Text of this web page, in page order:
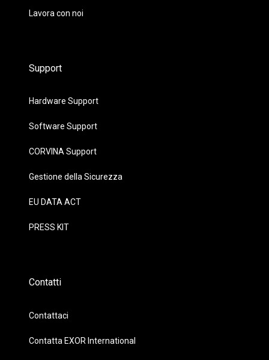
Lavora con noi
Support
Hardware Support
Software Support
CORVINA Support
Gestione della Sicurezza
EU DATA ACT
PRESS KIT
Contatti
Contattaci
Contatta EXOR International